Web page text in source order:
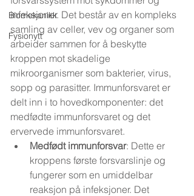
Biomekanikk
Fysionytt
infeksjoner. Det består av en kompleks
samling av celler, vev og organer som
arbeider sammen for å beskytte
kroppen mot skadelige
mikroorganismer som bakterier, virus,
sopp og parasitter. Immunforsvaret er
delt inn i to hovedkomponenter: det
medfødte immunforsvaret og det
ervervede immunforsvaret.
Medfødt immunforsvar: Dette er
kroppens første forsvarslinje og
fungerer som en umiddelbar
reaksjon på infeksjoner. Det